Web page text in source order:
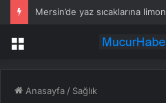
Mersin’de yaz sıcaklarına
Menü
Anasayfa / Sağlık